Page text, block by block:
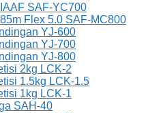
SAF-YC700
Flex 5.0 SAF-MC800
YJ-600
YJ-700
YJ-800
2kg LCK-2
1.5kg LCK-1.5
1kg LCK-1
SAH-40